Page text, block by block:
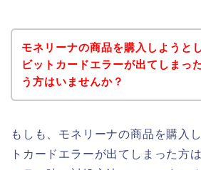
モネリーナの商品を購入しようと
ビットカードエラーが出てしまっ
う方はいませんか？
もしも、モネリーナの商品を購入
トカードエラーが出てしまった方